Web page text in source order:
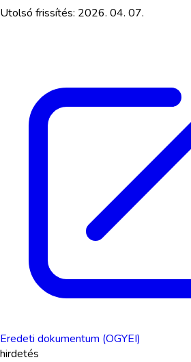
Utolsó frissítés: 2026. 04. 07.
Eredeti dokumentum (OGYEI)
hirdetés